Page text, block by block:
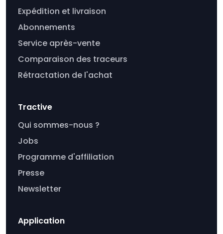
Expédition et livraison
Abonnements
Service après-vente
Comparaison des traceurs
Rétractation de l'achat
Tractive
Qui sommes-nous ?
Jobs
Programme d'affiliation
Presse
Newsletter
Application